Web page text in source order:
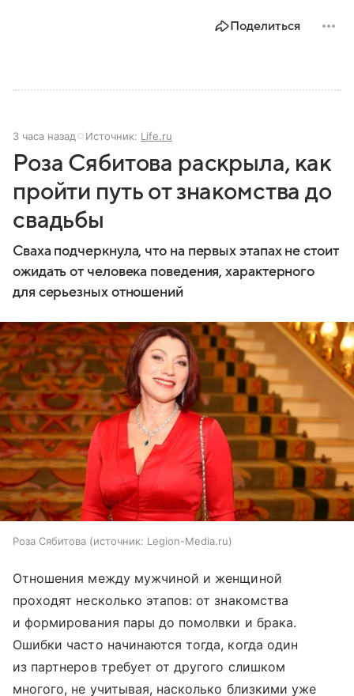
Поделиться
3 часа назад Источник: Life.ru
Роза Сябитова раскрыла, как
пройти путь от знакомства до
свадьбы
Сваха подчеркнула, что на первых этапах не стоит
ожидать от человека поведения, характерного
для серьезных отношений
Роза Сябитова источник: Legion-Media.ru
Отношения между мужчиной и женщиной
проходят несколько этапов: от знакомства
и формирования пары до помолвки и брака.
Ошибки часто начинаются тогда, когда один
из партнеров требует от другого слишком
многого, не учитывая, насколько близкими уже